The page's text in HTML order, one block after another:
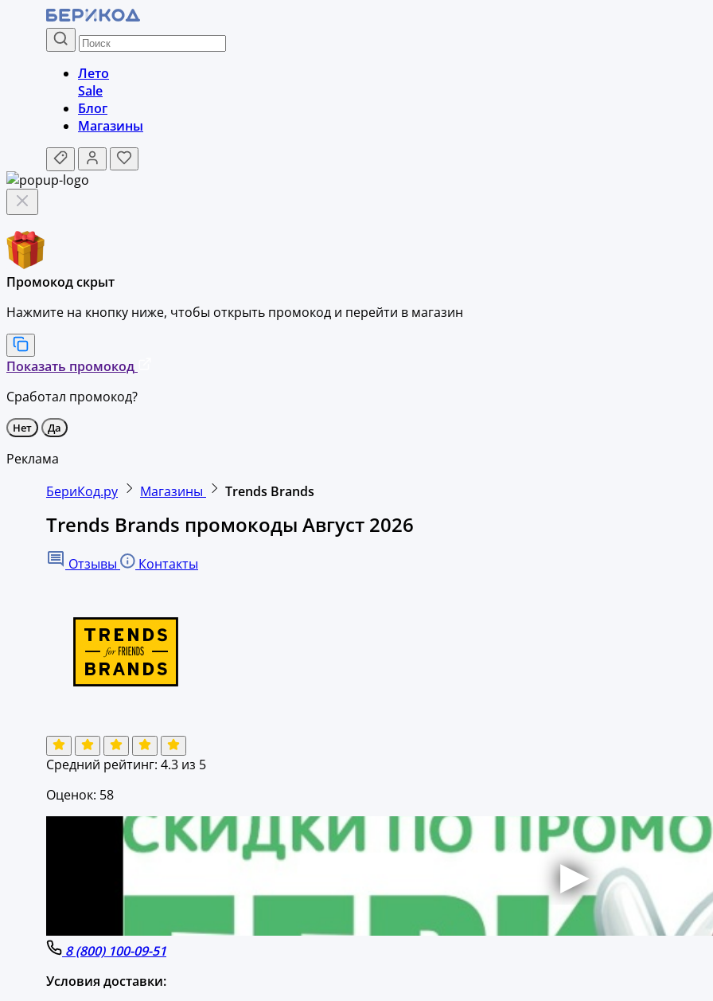
Лето
Sale
Блог
Магазины
Промокод скрыт
Нажмите на кнопку ниже, чтобы открыть промокод и перейти в магазин
Показать промокод
Сработал промокод?
Нет Да
Реклама
БериКод.ру
Магазины Trends Brands
Trends Brands промокоды Август 2026
Отзывы Контакты
Средний рейтинг: 4.3 из 5
Оценок: 58
8 (800) 100-09-51
Условия доставки: